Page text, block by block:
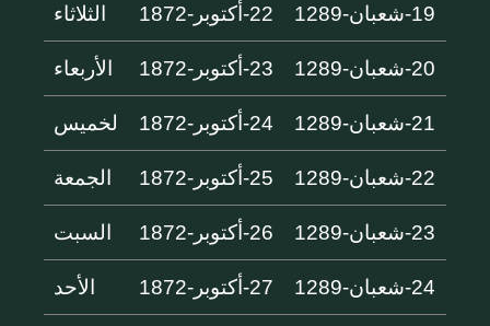
19-شعبان-1289 22-أكتوبر-1872 الثلاثاء
20-شعبان-1289 23-أكتوبر-1872 الأربعاء
21-شعبان-1289 24-أكتوبر-1872 لخميس
22-شعبان-1289 25-أكتوبر-1872 الجمعة
23-شعبان-1289 26-أكتوبر-1872 السبت
24-شعبان-1289 27-أكتوبر-1872 الأحد